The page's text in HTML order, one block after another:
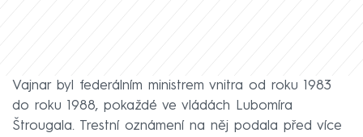
Vajnar byl federálním ministrem vnitra od roku 1983
do roku 1988, pokaždé ve vládách Lubomíra
Štrougala. Trestní oznámení na něj podala před více